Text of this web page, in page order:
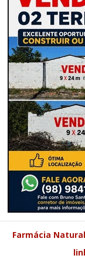
Farmácia